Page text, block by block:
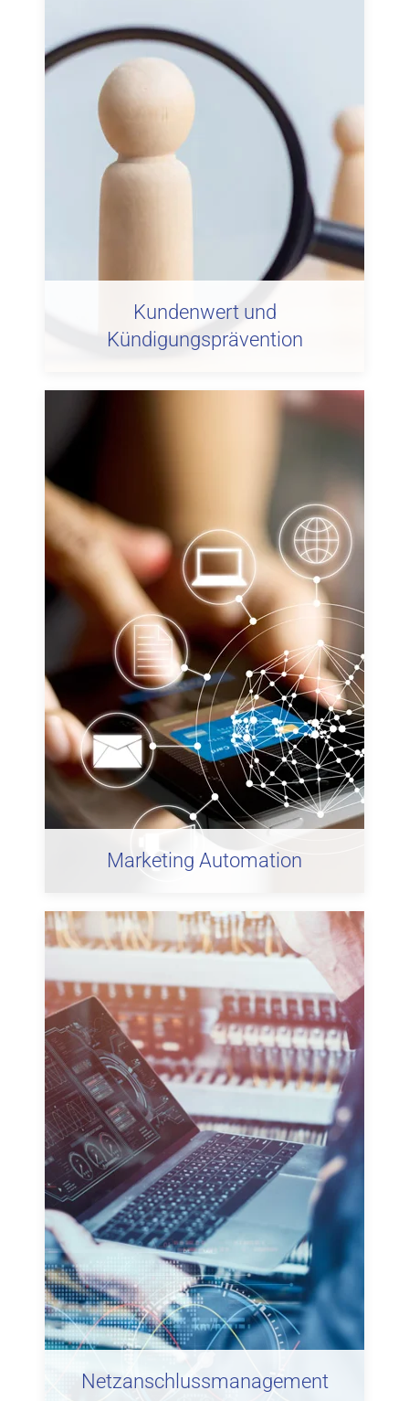
Kundenwert und
Kündigungsprävention
Marketing Automation
Netzanschlussmanagement